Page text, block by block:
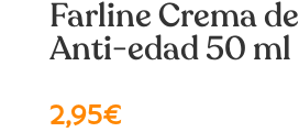
Farline Crema
Anti-edad 50 ml
2,95€